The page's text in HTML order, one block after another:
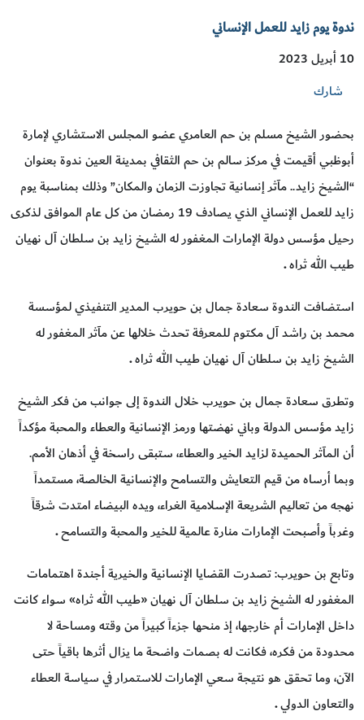
ندوة يوم زايد للعمل الإنساني
10 أبريل 2023
شارك
بحضور الشيخ مسلم بن حم العامري عضو المجلس الاستشاري لإمارة
أبوظبي أقيمت في مركز سالم بن حم الثقافي بمدينة العين ندوة بعنوان
“الشيخ زايد.. مآثر إنسانية تجاوزت الزمان والمكان” وذلك بمناسبة يوم
زايد للعمل الإنساني الذي يصادف 19 رمضان من كل عام الموافق لذكرى
رحيل مؤسس دولة الإمارات المغفور له الشيخ زايد بن سلطان آل نهيان
طيب الله ثراه.
استضافت الندوة سعادة جمال بن حويرب المدير التنفيذي لمؤسسة
محمد بن راشد آل مكتوم للمعرفة تحدث خلالها عن مآثر المغفور له
الشيخ زايد بن سلطان آل نهيان طيب الله ثراه.
وتطرق سعادة جمال بن حويرب خلال الندوة إلى جوانب من فكر الشيخ
زايد مؤسس الدولة وباني نهضتها ورمز الإنسانية والعطاء والمحبة مؤكداً
أن المآثر الحميدة لزايد الخير والعطاء، ستبقى راسخة في أذهان الأمم.
وبما أرساه من قيم التعايش والتسامح والإنسانية الخالصة، مستمداً
نهجه من تعاليم الشريعة الإسلامية الغراء، ويده البيضاء امتدت شرقاً
وغرباً وأصبحت الإمارات منارة عالمية للخير والمحبة والتسامح.
وتابع بن حويرب: تصدرت القضايا الإنسانية والخيرية أجندة اهتمامات
المغفور له الشيخ زايد بن سلطان آل نهيان «طيب الله ثراه» سواء كانت
داخل الإمارات أم خارجها، إذ منحها جزءاً كبيراً من وقته ومساحة لا
محدودة من فكره، فكانت له بصمات واضحة ما يزال أثرها باقياً حتى
الآن، وما تحقق هو نتيجة سعي الإمارات للاستمرار في سياسة العطاء
والتعاون الدولي.